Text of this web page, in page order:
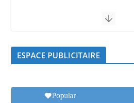
ESPACE PUBLICITAIRE
Popular